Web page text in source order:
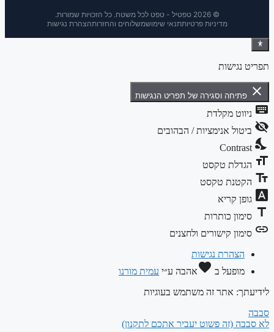
מדיניות פרטיותתנאי שימושמשלוחים והחזרותהצהרת נגישות
וסגירה של תפריט הנגישות
מקלדת
אנימציות / הבהובים
טקסט
טקסט
קריא
כותרות
קישורים ולחצנים
נגישות
בfavoriteאהבהע״יעמית מורנו
אתר זה משתמש בעוגיות
(זה פשוט יעביר אתכם לתקנון)